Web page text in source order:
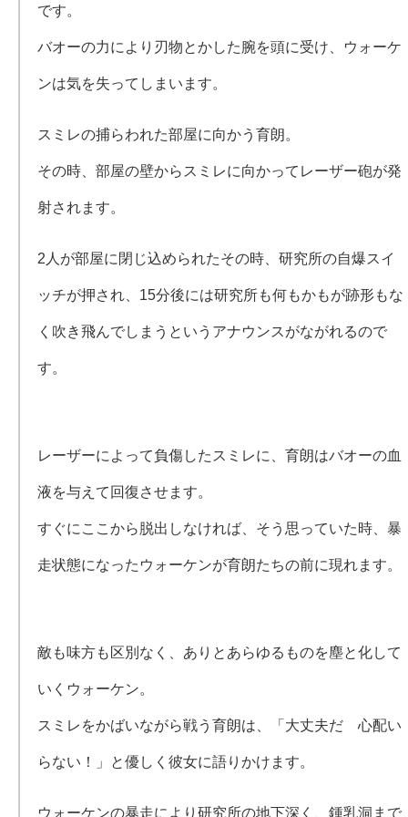
です。
バオーの力により刃物とかした腕を頭に受け、ウォーケ
ンは気を失ってしまいます。
スミレの捕らわれた部屋に向かう育朗。
その時、部屋の壁からスミレに向かってレーザー砲が発
射されます。
2人が部屋に閉じ込められたその時、研究所の自爆スイ
ッチが押され、15分後には研究所も何もかもが跡形もな
く吹き飛んでしまうというアナウンスがながれるので
す。
レーザーによって負傷したスミレに、育朗はバオーの血
液を与えて回復させます。
すぐにここから脱出しなければ、そう思っていた時、暴
走状態になったウォーケンが育朗たちの前に現れます。
敵も味方も区別なく、ありとあらゆるものを塵と化して
いくウォーケン。
スミレをかばいながら戦う育朗は、「大丈夫だ 心配い
らない！」と優しく彼女に語りかけます。
ウォーケンの暴走により研究所の地下深く、鍾乳洞まで